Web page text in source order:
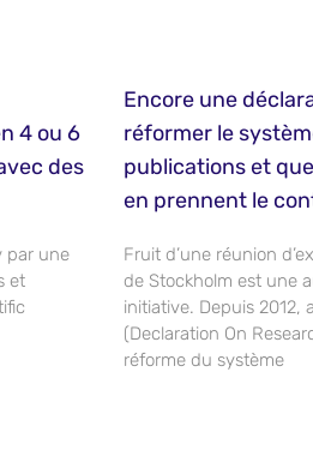
4 ou 6
des
par une
et
Encore une
réformer le
publications et
en prennent le
Fruit d’une réunion
de Stockholm est une
initiative. Depuis 2012,
(Declaration On
réforme du système